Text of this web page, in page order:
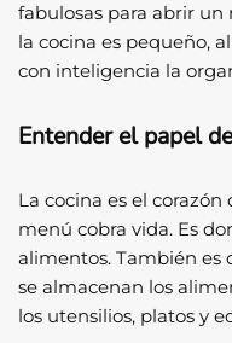
fabulosas para abrir un
la cocina es pequeño,
con inteligencia la
Entender el papel
La cocina es el
menú cobra vida. Es
alimentos. También es
se almacenan los
los utensilios, platos y